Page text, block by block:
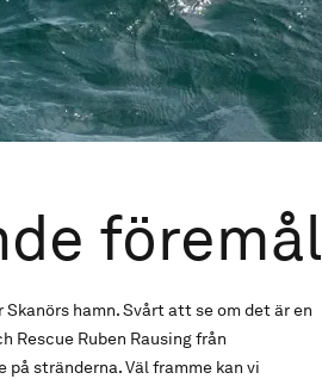
föremål
hamn. Svårt att se om det är en
Rescue Ruben Rausing från
stränderna. Väl framme kan vi